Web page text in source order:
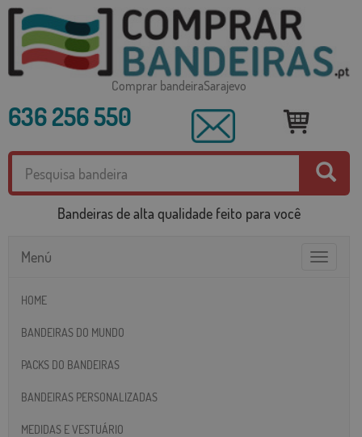
Comprar bandeiraSarajevo
636 256 550
Bandeiras de alta qualidade feito para você
Toggle
Menú
HOME
BANDEIRAS DO MUNDO
PACKS DO BANDEIRAS
BANDEIRAS PERSONALIZADAS
MEDIDAS E VESTUÁRIO